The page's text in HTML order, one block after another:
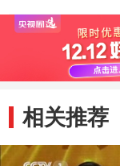
相关推荐